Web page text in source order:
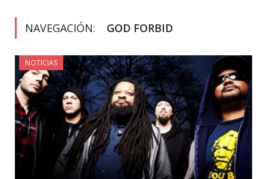
NAVEGACIÓN: GOD FORBID
NOTICIAS